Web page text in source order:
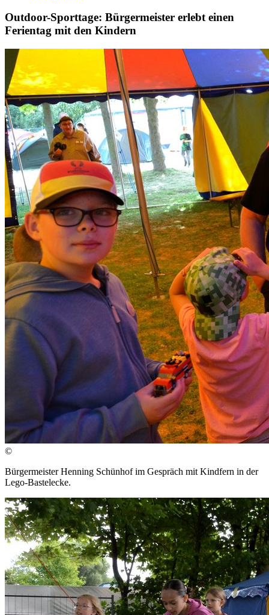
Outdoor-Sporttage: Bürgermeister erlebt einen
Ferientag mit den Kindern
©
Bürgermeister Henning Schünhof im Gespräch mit Kindfern in der
Lego-Bastelecke.